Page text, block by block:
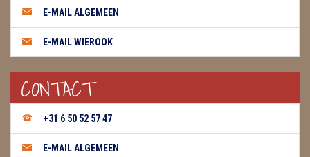
E-MAIL ALGEMEEN
E-MAIL WIEROOK
CONTACT
+31 6 50 52 57 47
E-MAIL ALGEMEEN